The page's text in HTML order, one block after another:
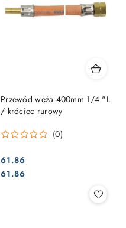
Przewód węża 400mm 1/4 "L
/ króciec rurowy
(0)
Cena:
61.86
Cena:
61.86